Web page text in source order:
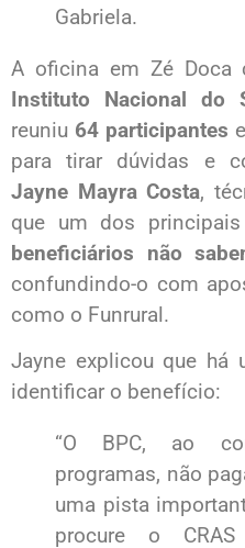
Gabriela.
A oficina em Zé
Instituto Nacional do
reuniu 64 participantes
para tirar dúvidas e
Jayne Mayra Costa,
que um dos
beneficiários não
confundindo-o com
como o Funrural.
Jayne explicou que há
identificar o benefício:
“O BPC, ao
programas, não
uma pista
procure o